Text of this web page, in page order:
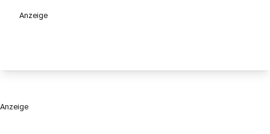
Anzeige
Anzeige